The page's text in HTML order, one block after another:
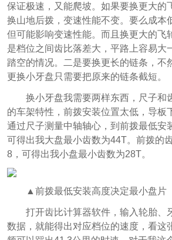
保证极速，又能爬坡。如果要换更大的
换山地后拨，变速性能不变。要么成本
但可能影响变速性能。而且换更大的飞
是档位之间齿比落差大，平路上容易大
踏空的情况。二是要换更长的链条，不
更换小牙盘只需要把原来的链条截短。
换小牙盘我需要两样东西，尺子和
的车架特性，前拨安装位置太低，导板
通过尺子测量中轴轴心，到前拨最低安
可得出我大盘最小齿数为44T。前拨的
8，可得出我小盘最小齿数为28T。
▲前拨最低安装高度决定最小盘片
打开齿比计算器软件，输入轮胎、
数据，就能得出对应档位的速度，看这